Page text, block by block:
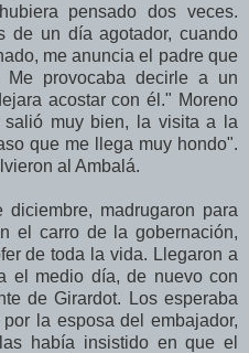
pensado dos veces.
de un día agotador, cuando
me anuncia el padre que
provocaba decirle a un
acostar con él." Moreno
muy bien, la visita a la
que me llega muy hondo".
al Ambalá.
madrugaron para
el carro de la gobernación,
de toda la vida. Llegaron a
el medio día, de nuevo con
de Girardot. Los esperaba
la esposa del embajador,
había insistido en que el